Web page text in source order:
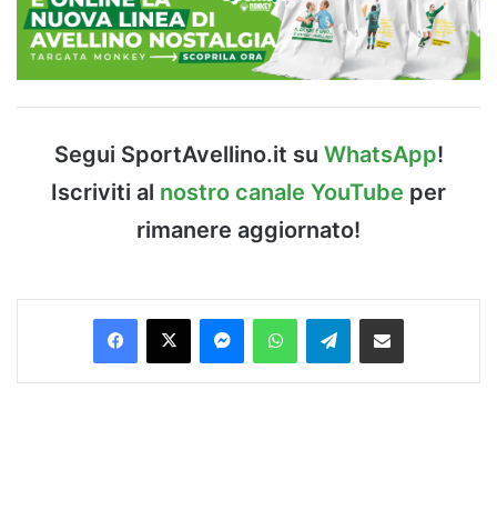
Segui SportAvellino.it su WhatsApp!
Iscriviti al nostro canale YouTube per
rimanere aggiornato!
Facebook
X MessengerWhatsAppTelegramCondividi via Email